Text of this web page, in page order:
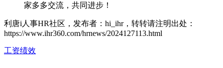
家多多交流，共同进步！
利唐i人事HR社区，发布者：hi_ihr，转转请注明出处：
https://www.ihr360.com/hrnews/2024127113.html
工资绩效